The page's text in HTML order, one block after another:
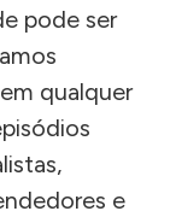
pode ser
qualquer
e